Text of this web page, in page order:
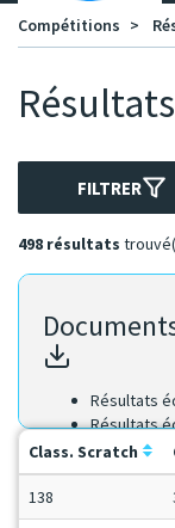
Compétitions
Résultats
FILTRER
498 résultats
Résultats
Résultats
Résultats
Class. Scratch
138